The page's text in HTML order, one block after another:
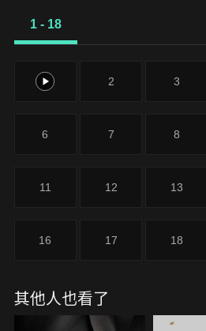
賽場上嶄露頭角，展現敏捷反應與
1 - 18
1 2 3
6 7 8
11 12 13
16 17 18
其他人也看了